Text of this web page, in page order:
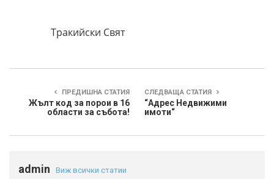
Тракийски Свят
ПРЕДИШНА СТАТИЯ
Жълт код за порои в 16
области за събота!
СЛЕДВАЩА СТАТИЯ
“Адрес Недвижими
имоти“
admin Виж всички статии